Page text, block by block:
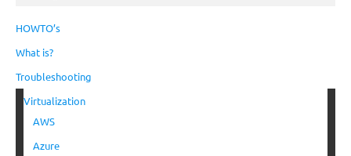
HOWTO’s
What is?
Troubleshooting
Virtualization
AWS
Azure